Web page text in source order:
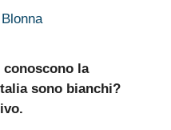
la
sono bianchi?